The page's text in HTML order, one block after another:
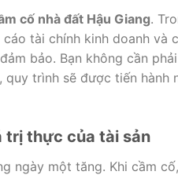
cố nhà đất Hậu Giang.
tài chính kinh doanh
bảo. Bạn không cần
trình sẽ được tiến hành
trị thực của tài sản
ngày một tăng. Khi cầm